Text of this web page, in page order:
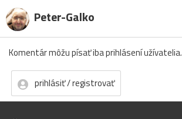
Peter-Galko
Komentár môžu písať iba prihlásení užívatelia.
prihlásiť / registrovať